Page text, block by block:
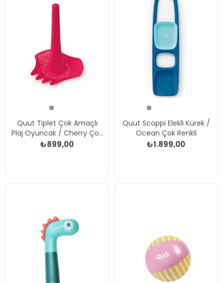
Quut Tiplet Çok Amaçlı
Plaj Oyuncak / Cherry Çok
Renkli
₺899,00
Quut Scoppi Elekli Kürek /
Ocean Çok Renkli
₺1.899,00